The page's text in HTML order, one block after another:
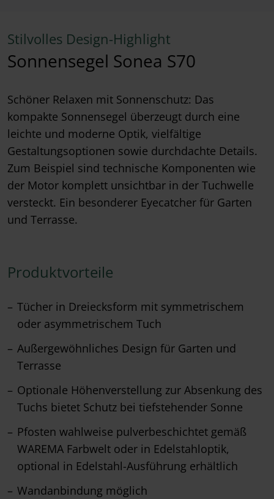
Stilvolles Design-Highlight
Sonnensegel Sonea S70
Schöner Relaxen mit Sonnenschutz: Das
kompakte Sonnensegel überzeugt durch eine
leichte und moderne Optik, vielfältige
Gestaltungsoptionen sowie durchdachte Details.
Zum Beispiel sind technische Komponenten wie
der Motor komplett unsichtbar in der Tuchwelle
versteckt. Ein besonderer Eyecatcher für Garten
und Terrasse.
Produktvorteile
Tücher in Dreiecksform mit symmetrischem
oder asymmetrischem Tuch
Außergewöhnliches Design für Garten und
Terrasse
Optionale Höhenverstellung zur Absenkung des
Tuchs bietet Schutz bei tiefstehender Sonne
Pfosten wahlweise pulverbeschichtet gemäß
WAREMA Farbwelt oder in Edelstahloptik,
optional in Edelstahl-Ausführung erhältlich
Wandanbindung möglich